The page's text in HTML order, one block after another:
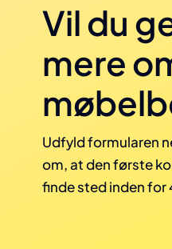
Vil du
mere
Udfyld formularen
om, at den første
finde sted inden for